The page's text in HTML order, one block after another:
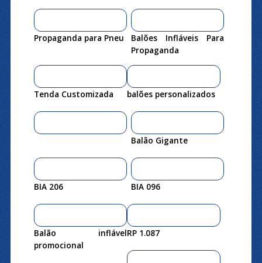
Propaganda para Pneu
Balões Infláveis Para
Propaganda
Tenda Customizada balões personalizados
Balão Gigante
BIA 206 BIA 096
Balão inflável
promocional
RP 1.087